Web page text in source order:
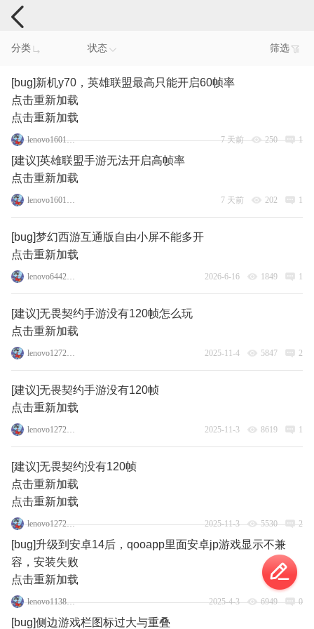
手机反馈
分类 状态 筛选
[bug]新机y70，英雄联盟最高只能开启60帧率
点击重新加载
点击重新加载
lenovo160156290 7 天前 250 1
[建议]英雄联盟手游无法开启高帧率
点击重新加载
lenovo160156290 7 天前 202 1
[bug]梦幻西游互通版自由小屏不能多开
点击重新加载
lenovo64421687 2026-6-16 1849 1
[建议]无畏契约手游没有120帧怎么玩
点击重新加载
lenovo127235067 2025-11-4 5847 2
[建议]无畏契约手游没有120帧
点击重新加载
lenovo127235067 2025-11-3 8619 1
[建议]无畏契约没有120帧
点击重新加载
点击重新加载
lenovo127235067 2025-11-3 5530 2
[bug]升级到安卓14后，qooapp里面安卓jp游戏显示不兼
容，安装失败
点击重新加载
lenovo113846848 2025-4-3 6949 0
[bug]侧边游戏栏图标过大与重叠